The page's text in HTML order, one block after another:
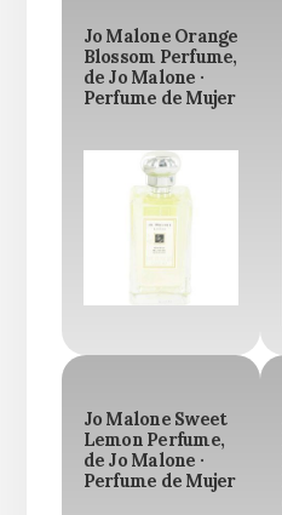
Jo Malone Orange
Blossom Perfume,
de Jo Malone ·
Perfume de Mujer
Jo Malone Sweet
Lemon Perfume,
de Jo Malone ·
Perfume de Mujer